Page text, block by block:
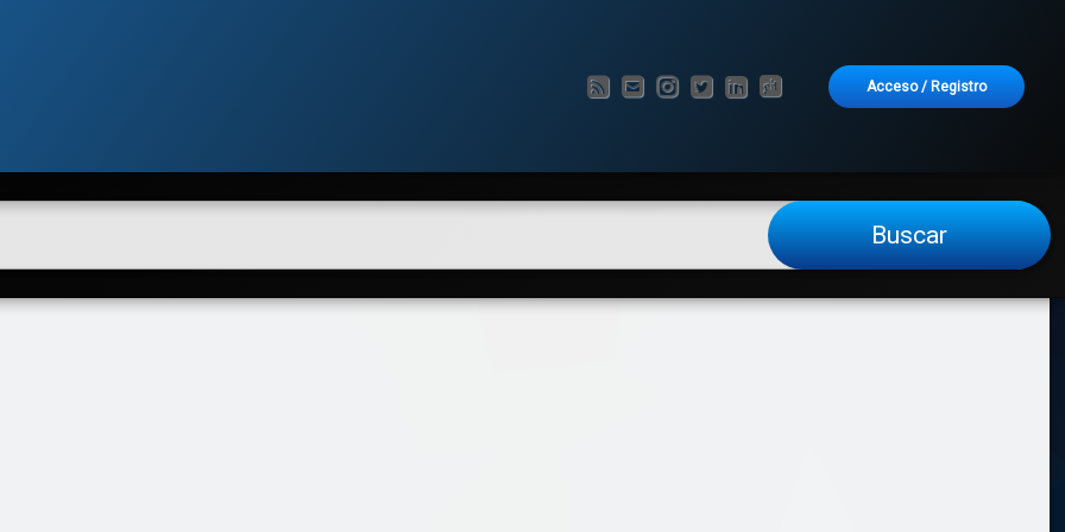
RSSCorreo electrónico
Instagram
TwitterLinkedIn
GitHub Acceso/ Registro